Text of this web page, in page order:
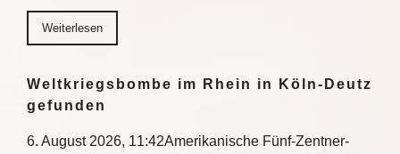
Weiterlesen
Weltkriegsbombe im Rhein in Köln-Deutz
gefunden
6. August 2026, 11:42Amerikanische Fünf-Zentner-